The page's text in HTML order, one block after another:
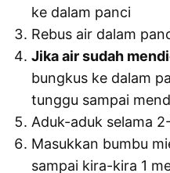
ke dalam panci
Rebus air dalam
Jika air sudah
bungkus ke dalam
tunggu sampai
Aduk-aduk selama
Masukkan bumbu
sampai kira-kira 1